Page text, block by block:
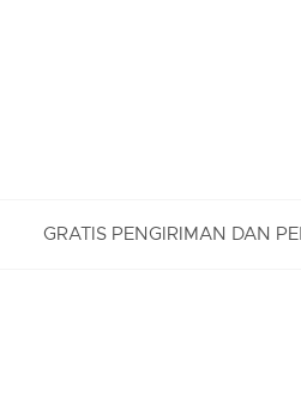
GRATIS PENGIRIMAN DAN